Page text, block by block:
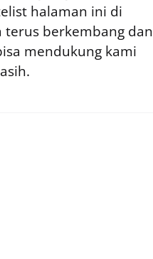
halaman ini di
terus berkembang dan
mendukung kami